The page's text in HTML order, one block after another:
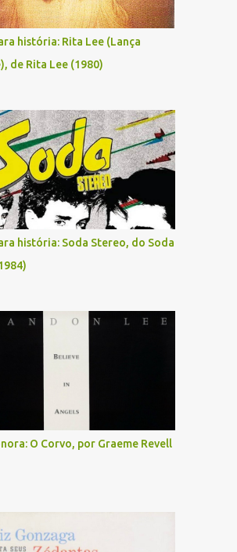
história: Rita Lee (Lança
de Rita Lee (1980)
história: Soda Stereo, do Soda
O Corvo, por Graeme Revell